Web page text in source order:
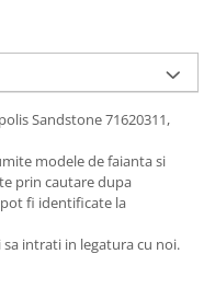
Sandstone 71620311,
modele de faianta si
prin cautare dupa
fi identificate la
intrati in legatura cu noi.